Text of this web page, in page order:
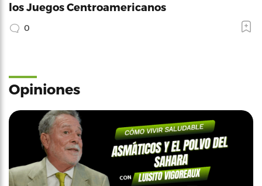
los Juegos Centroamericanos
0
Opiniones